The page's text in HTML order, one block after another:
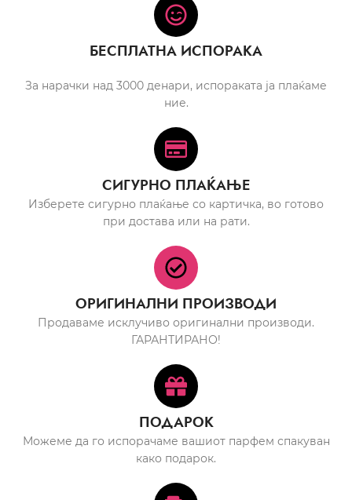
БЕСПЛАТНА ИСПОРАКА
За нарачки над 3000 денари, испораката ја плаќаме
ние.
СИГУРНО ПЛАЌАЊЕ
Изберете сигурно плаќање со картичка, во готово
при достава или на рати.
ОРИГИНАЛНИ ПРОИЗВОДИ
Продаваме исклучиво оригинални производи.
ГАРАНТИРАНО!
ПОДАРОК
Можеме да го испорачаме вашиот парфем спакуван
како подарок.